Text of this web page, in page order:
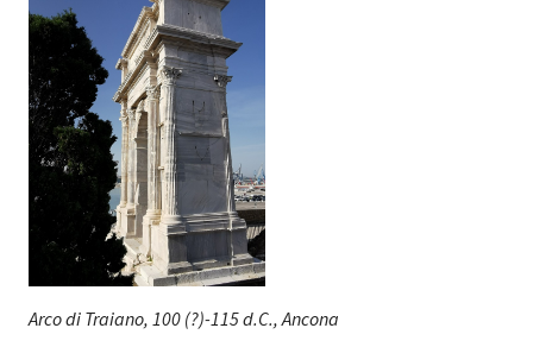
Arco di Traiano, 100 (?)-115 d.C., Ancona